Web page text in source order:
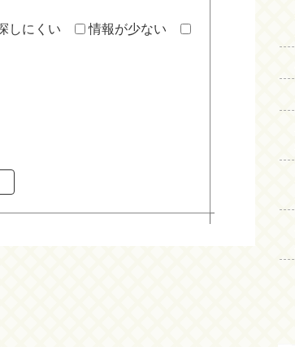
しにくい
情報が少ない